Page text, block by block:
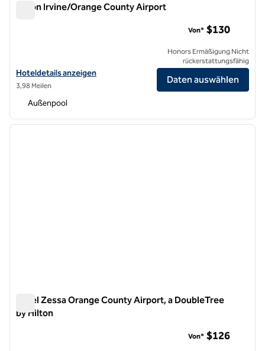
Hilton Irvine/Orange County Airport
Hoteldetails zum Hilton Irvine/Orange County Airport anzeigen
Hoteldetails anzeigen
3,98 Meilen
Von* $130
Honors Ermäßigung Nicht
rückerstattungsfähig
Daten auswählen
Außenpool
1 von 12
Hotel Zessa Orange County Airport, a DoubleTree
by Hilton
Von* $126